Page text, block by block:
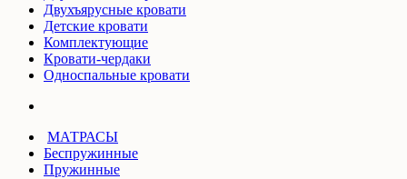
Двухъярусные кровати
Детские кровати
Комплектующие
Кровати-чердаки
Односпальные кровати
МАТРАСЫ
Беспружинные
Пружинные